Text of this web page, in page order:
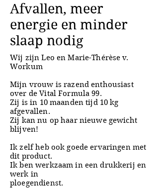
Afvallen, meer
energie en minder
slaap nodig
Wij zijn Leo en Marie-Thérèse v.
Workum
Mijn vrouw is razend enthousiast
over de Vital Formula 99.
Zij is in 10 maanden tijd 10 kg
afgevallen.
Zij kan nu op haar nieuwe gewicht
blijven!
Ik zelf heb ook goede ervaringen met
dit product.
Ik ben werkzaam in een drukkerij en
werk in
ploegendienst.